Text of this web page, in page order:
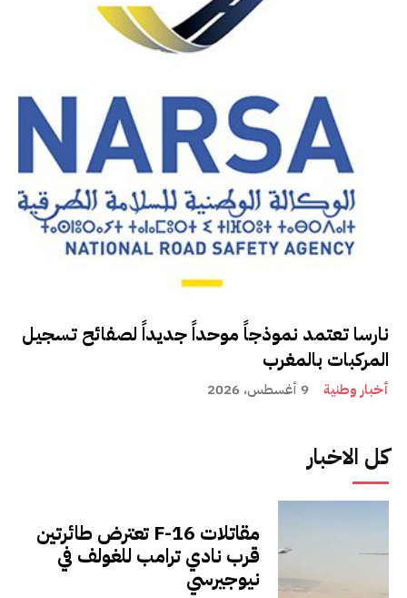
نارسا تعتمد نموذجاً موحداً جديداً لصفائح تسجيل
المركبات بالمغرب
أخبار وطنية 9 أغسطس، 2026
كل الاخبار
مقاتلات F-16 تعترض طائرتين
قرب نادي ترامب للغولف في
نيوجيرسي